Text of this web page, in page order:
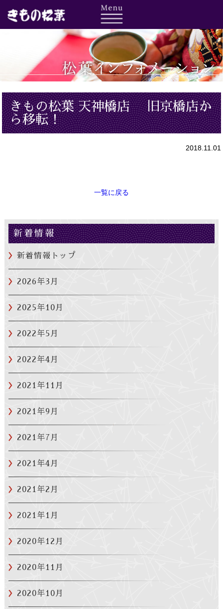
きもの松葉 天神橋店 旧京橋店か
ら移転！
2018.11.01
一覧に戻る
新着情報
新着情報トップ
2026年3月
2025年10月
2022年5月
2022年4月
2021年11月
2021年9月
2021年7月
2021年4月
2021年2月
2021年1月
2020年12月
2020年11月
2020年10月